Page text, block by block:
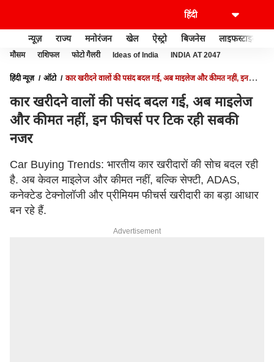
न्यूज़ राज्य मनोरंजन खेल ऐस्ट्रो बिजनेस लाइफस्टाइल
मौसम राशिफल फोटो गैलरी Ideas of India INDIA AT 2047
हिंदी न्यूज़ ऑटो
कार खरीदने वालों की पसंद बदल गई, अब माइलेज और कीमत नहीं, इन
कार खरीदने वालों की पसंद बदल गई, अब माइलेज
और कीमत नहीं, इन फीचर्स पर टिक रही सबकी
नजर
Car Buying Trends: भारतीय कार खरीदारों की सोच बदल रही
है. अब केवल माइलेज और कीमत नहीं, बल्कि सेफ्टी, ADAS,
कनेक्टेड टेक्नोलॉजी और प्रीमियम फीचर्स खरीदारी का बड़ा आधार
बन रहे हैं.
Advertisement